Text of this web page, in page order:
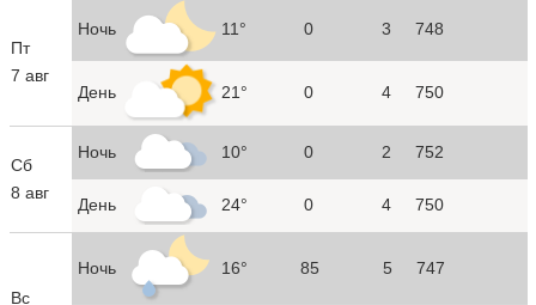
Пт
7 авг
Ночь 11° 0 3 748
День 21° 0 4 750
Сб
8 авг
Ночь 10° 0 2 752
День 24° 0 4 750
Вс
Ночь 16° 85 5 747